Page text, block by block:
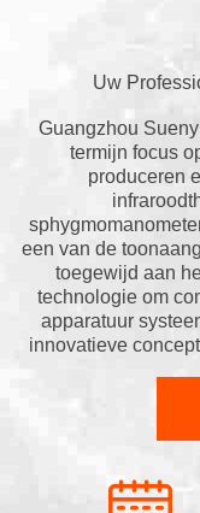
Uw
Guangzhou
termijn focus
produceren
een van de
toegewijd aan
technologie om
apparatuur
innovatieve